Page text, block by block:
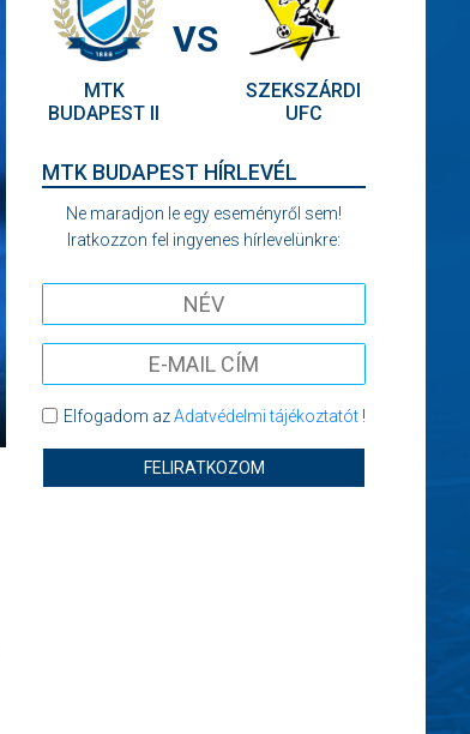
MTK
BUDAPEST II
VS
SZEKSZÁRDI
UFC
MTK BUDAPEST HÍRLEVÉL
Ne maradjon le egy eseményről sem!
Iratkozzon fel ingyenes hírlevelünkre:
Elfogadom azAdatvédelmi tájékoztatót!
FELIRATKOZOM